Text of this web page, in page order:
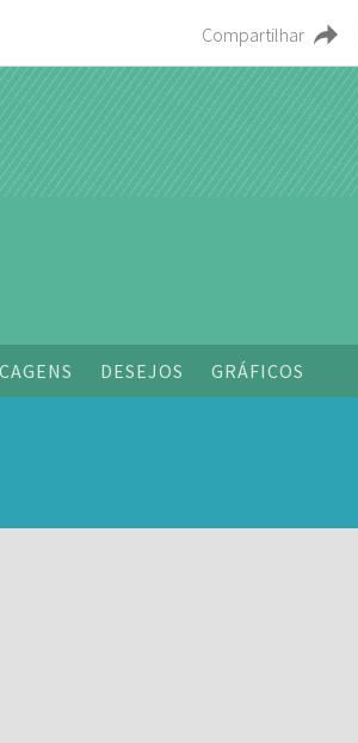
Compartilhar
DESEJOS GRÁFICOS